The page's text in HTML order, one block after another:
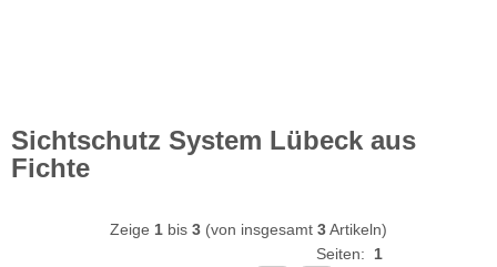
Sichtschutz System Lübeck aus
Fichte
Zeige 1 bis 3 (von insgesamt 3Artikeln)
Seiten: 1